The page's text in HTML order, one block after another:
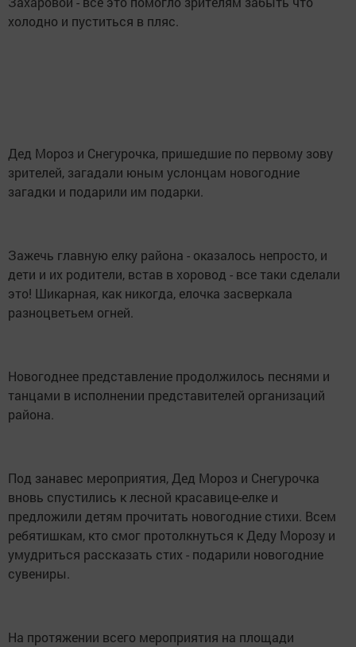
холодно и пуститься в пляс.
Дед Мороз и Снегурочка, пришедшие по первому зову
зрителей, загадали юным услонцам новогодние
загадки и подарили им подарки.
Зажечь главную елку района - оказалось непросто, и
дети и их родители, встав в хоровод - все таки сделали
это! Шикарная, как никогда, елочка засверкала
разноцветьем огней.
Новогоднее представление продолжилось песнями и
танцами в исполнении представителей организаций
района.
Под занавес мероприятия, Дед Мороз и Снегурочка
вновь спустились к лесной красавице-елке и
предложили детям прочитать новогодние стихи. Всем
ребятишкам, кто смог протолкнуться к Деду Морозу и
умудриться рассказать стих - подарили новогодние
сувениры.
На протяжении всего мероприятия на площади